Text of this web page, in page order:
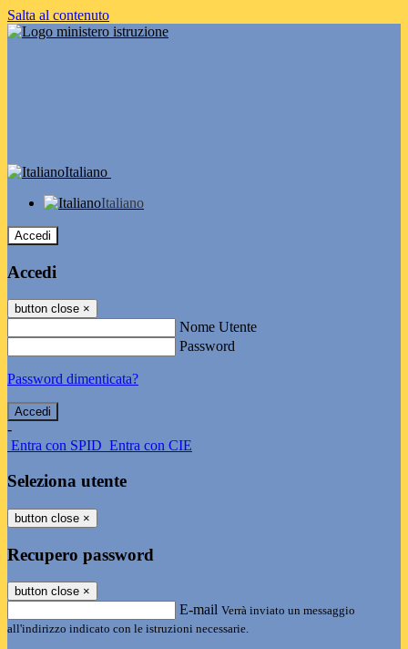
Salta al contenuto
Italiano
Italiano
Accedi
Accedi
button close ×
Nome Utente
Password
Password dimenticata?
-
Entra con SPID Entra con CIE
Seleziona utente
button close ×
Recupero password
button close ×
E-mail Verrà inviato un messaggio
all'indirizzo indicato con le istruzioni necessarie.